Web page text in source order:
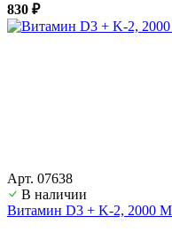
830 ₽
Арт. 07638
В наличии
Витамин D3 + K-2, 2000